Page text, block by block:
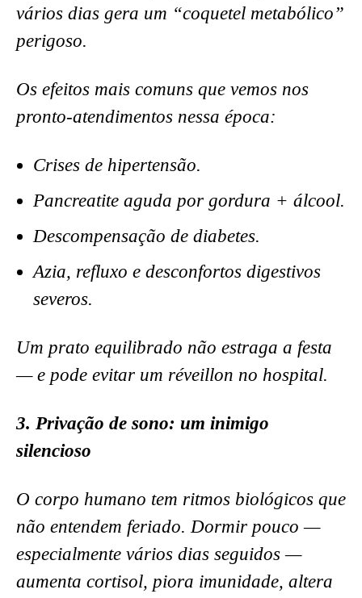
vários dias gera um “coquetel metabólico”
perigoso.
Os efeitos mais comuns que vemos nos
pronto-atendimentos nessa época:
Crises de hipertensão.
Pancreatite aguda por gordura + álcool.
Descompensação de diabetes.
Azia, refluxo e desconfortos digestivos
severos.
Um prato equilibrado não estraga a festa
— e pode evitar um réveillon no hospital.
3. Privação de sono: um inimigo
silencioso
O corpo humano tem ritmos biológicos que
não entendem feriado. Dormir pouco —
especialmente vários dias seguidos —
aumenta cortisol, piora imunidade, altera